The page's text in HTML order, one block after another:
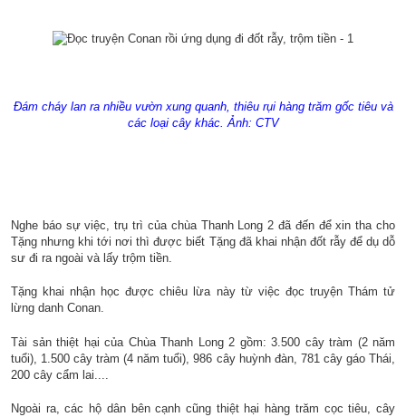
Đám cháy lan ra nhiều vườn xung quanh, thiêu rụi hàng trăm gốc tiêu và
các loại cây khác. Ảnh: CTV
Nghe báo sự việc, trụ trì của chùa Thanh Long 2 đã đến để xin tha cho
Tặng nhưng khi tới nơi thì được biết Tặng đã khai nhận đốt rẫy để dụ dỗ
sư đi ra ngoài và lấy trộm tiền.
Tặng khai nhận học được chiêu lừa này từ việc đọc truyện Thám tử
lừng danh Conan.
Tài sản thiệt hại của Chùa Thanh Long 2 gồm: 3.500 cây tràm (2 năm
tuổi), 1.500 cây tràm (4 năm tuổi), 986 cây huỳnh đàn, 781 cây gáo Thái,
200 cây cẩm lai....
Ngoài ra, các hộ dân bên cạnh cũng thiệt hại hàng trăm cọc tiêu, cây